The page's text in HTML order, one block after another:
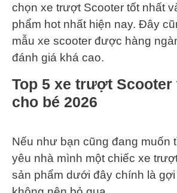
chọn xe trượt Scooter tốt nhất
phẩm hot nhất hiện nay. Đây
mẫu xe scooter được hàng
đánh giá khá cao.
Top 5 xe trượt Scooter
cho bé 2026
Nếu như bạn cũng đang muốn
yêu nhà mình một chiếc xe
sản phẩm dưới đây chính là